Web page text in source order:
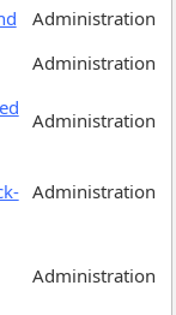
Administration
Administration
Administration
Administration
Administration